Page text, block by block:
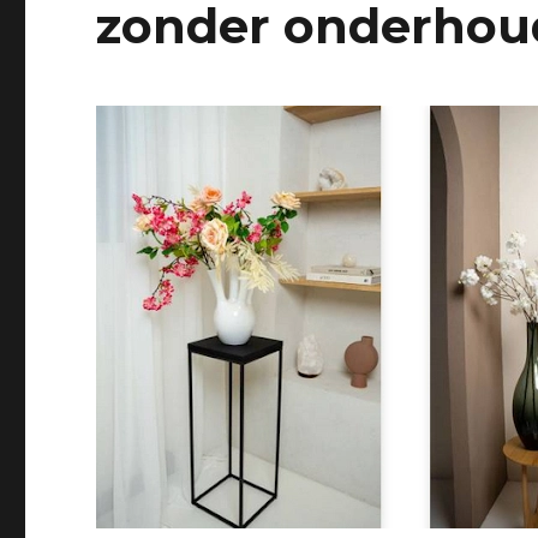
zonder